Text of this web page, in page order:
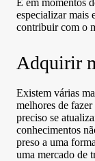
É em momentos
especializar mais
contribuir com o
Adquirir
Existem várias
melhores de
preciso se
conhecimentos
preso a uma
uma mercado de